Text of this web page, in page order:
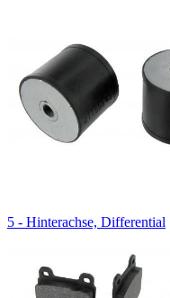
5 - Hinterachse, Differential